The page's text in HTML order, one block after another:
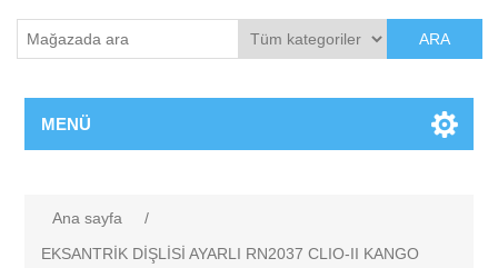
ARA
MENÜ
Ana sayfa
/
EKSANTRİK DİŞLİSİ AYARLI RN2037 CLIO-II KANGO